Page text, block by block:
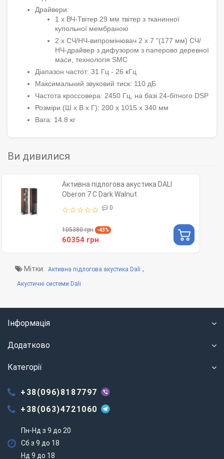
Драйвери:
1 x ВЧ-Твітер 29 мм твітер з тканинної
купольної мембраною
2 x СЧ/НЧ-випромінювач 2 х 7 "(177 мм) СЧ/
НЧ-драйвер з дифузором з паперово деревної
маси, технологія SMC
Діапазон частот: 31 Гц - 26 кГц
Максимальний звуковий тиск: 110 дБ
Частота кроссовера: 2450 Гц, на базі 24-бітного DSP
Розміри (Ш х В х Г): 200 x 1015 x 340 мм
Вага: 14.8 кг
Ви дивилися
Активна підлогова акустика DALI
Oberon 7 С Dark Walnut
0
105380 грн -43%
60354 грн
Мітки: Активна підлогова акустика Dali ,
Акустичні системи Dali
Інформація
Додатково
Категорії
+38(096)8187797
+38(063)4721060
Пн-Нд з 9 до 20
Сб з 9 до 18
Нд 9 до 18